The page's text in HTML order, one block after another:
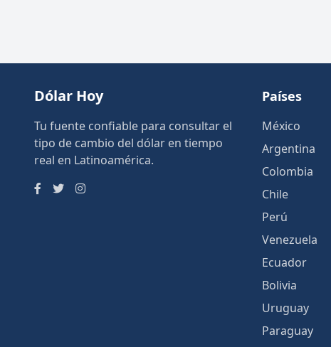
Dólar Hoy
Tu fuente confiable para consultar el
tipo de cambio del dólar en tiempo
real en Latinoamérica.
Países
México
Argentina
Colombia
Chile
Perú
Venezuela
Ecuador
Bolivia
Uruguay
Paraguay